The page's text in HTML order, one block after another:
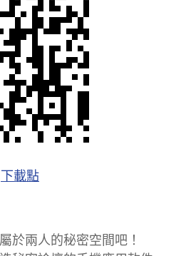
下載點
於兩人的秘密空間吧！